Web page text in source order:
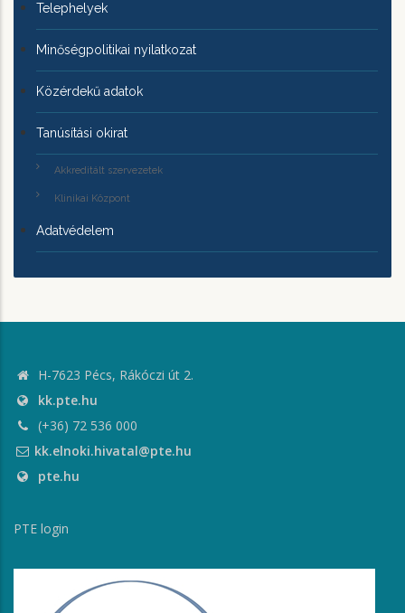
Telephelyek
Minőségpolitikai nyilatkozat
Közérdekű adatok
Tanúsítási okirat
Akkreditált szervezetek
Klinikai Központ
Adatvédelem
H-7623 Pécs, Rákóczi út 2.
kk.pte.hu
(+36) 72 536 000
kk.elnoki.hivatal@pte.hu
pte.hu
PTE login